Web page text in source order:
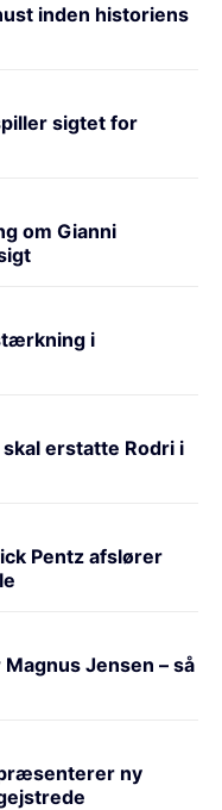
inden historiens
sigtet for
om Gianni
i
skal erstatte Rodri i
Pentz afslører
Jensen – så
ny